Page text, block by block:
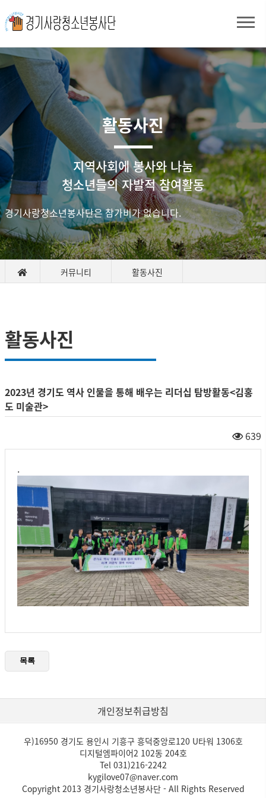
활동사진
지역사회에 봉사와 나눔
청소년들의 자발적 참여활동
경기사랑청소년봉사단은 참가비가 없습니다.
커뮤니티 활동사진
활동사진
2023년 경기도 역사 인물을 통해 배우는 리더십 탐방활동<김홍
도 미술관>
639
.
개인정보취급방침
우)16950 경기도 용인시 기흥구 흥덕중앙로120 U타워 1306호
디지털엠파이어2 102동 204호
Tel 031)216-2242
kygilove07@naver.com
Copyright 2013 경기사랑청소년봉사단 - All Rights Reserved